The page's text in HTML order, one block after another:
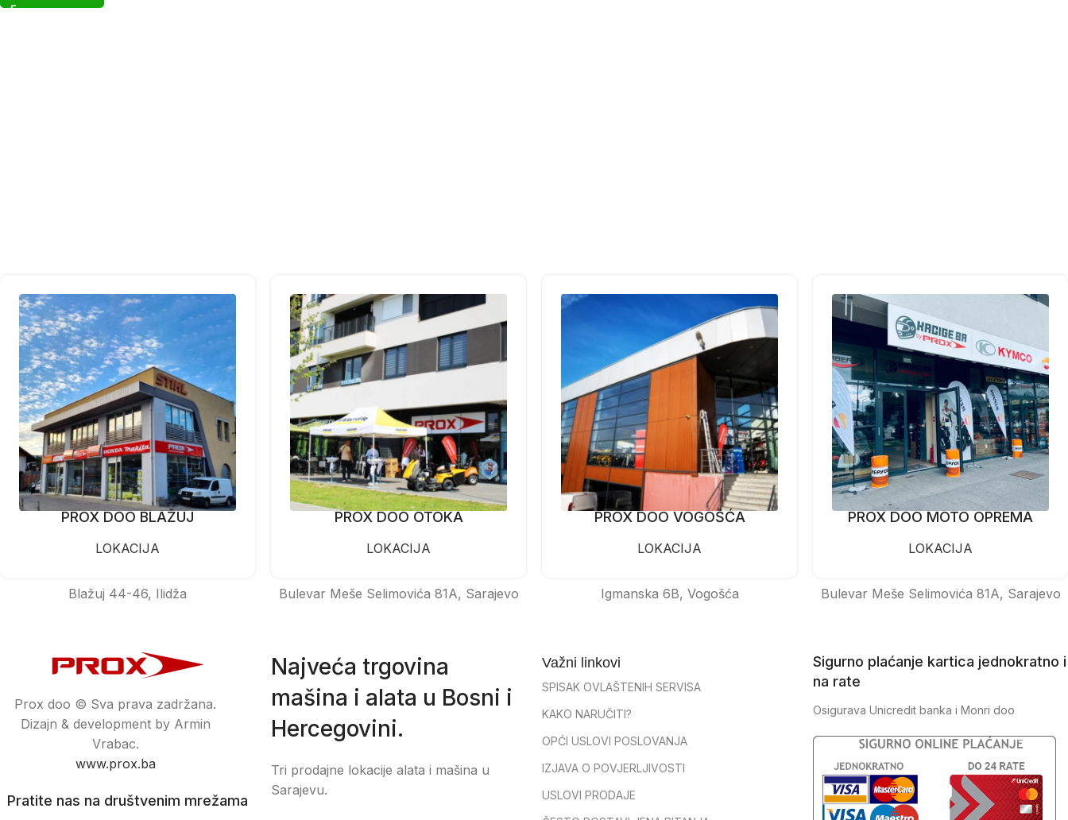
PROX DOO BLAŽUJ
LOKACIJA
Blažuj 44-46, Ilidža
PROX DOO OTOKA
LOKACIJA
Bulevar Meše Selimovića 81A, Sarajevo
PROX DOO VOGOŠĆA
LOKACIJA
Igmanska 6B, Vogošća
PROX DOO MOTO OPREMA
LOKACIJA
Bulevar Meše Selimovića 81A, Sarajevo
Prox doo © Sva prava zadržana.
Dizajn & development by Armin
Vrabac.
www.prox.ba
Pratite nas na društvenim mrežama
Najveća trgovina
mašina i alata u Bosni i
Hercegovini.
Tri prodajne lokacije alata i mašina u
Sarajevu.
Važni linkovi
SPISAK OVLAŠTENIH SERVISA
KAKO NARUČITI?
OPĆI USLOVI POSLOVANJA
IZJAVA O POVJERLJIVOSTI
USLOVI PRODAJE
Sigurno plaćanje kartica jednokratno i
na rate
Osigurava Unicredit banka i Monri doo